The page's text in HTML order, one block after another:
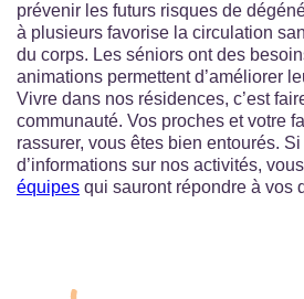
prévenir les futurs risques de
à plusieurs favorise la circulation
du corps. Les séniors ont des
animations permettent d’améliorer
Vivre dans nos résidences, c’est
communauté. Vos proches et votre
rassurer, vous êtes bien entourés.
d’informations sur nos activités,
équipes qui sauront répondre à vos